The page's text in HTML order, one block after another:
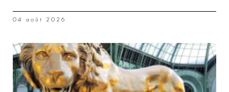
04 août 2026